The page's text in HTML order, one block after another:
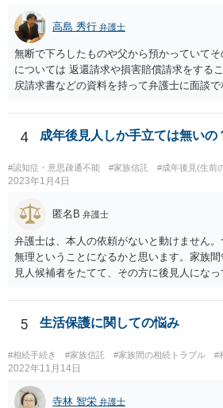
高島 秀行 弁護士
無断で下ろしたものや父から預かっていて
については 返還請求や損害賠償請求をする
戻請求書などの資料を持って弁護士に面談
4 成年後見人しか手立ては無いの
#認知症・意思疎通不能 #家族信託 #成年後見(生前
2023年1月4日
匿名B 弁護士
弁護士は、本人の依頼がないと動けません
無理ということになるかと思います。家族
見人候補者をたてて、その方に後見人にな
5 生活保護に関しての悩み
#相続手続き #家族信託 #家族間の相続トラブル #
2022年11月14日
寺林 智栄 弁護士